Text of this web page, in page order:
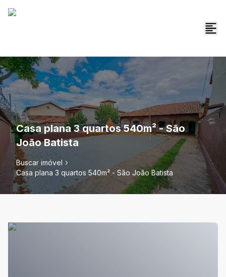
Casa plana 3 quartos 540m² - São
João Batista
Buscar imóvel
Casa plana 3 quartos 540m² - São João Batista